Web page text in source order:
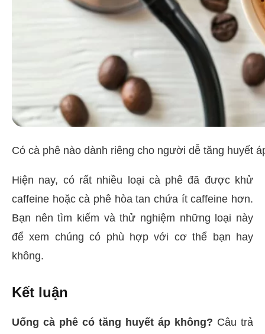
Có cà phê nào dành riêng cho người dễ tăng huyết
Hiện nay, có rất nhiều loại cà phê đã được khử
caffeine hoặc cà phê hòa tan chứa ít caffeine hơn.
Bạn nên tìm kiếm và thử nghiệm những loại này
để xem chúng có phù hợp với cơ thể bạn hay
không.
Kết luận
Uống cà phê có tăng huyết áp không? Câu trả